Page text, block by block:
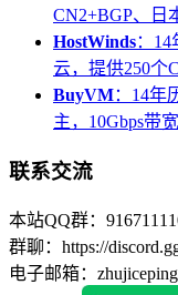
CN2+BGP、日
HostWinds：
云，提供250个
BuyVM：14年
主，10Gbps带
联系交流
本站QQ群：
群聊：https://
电子邮箱：